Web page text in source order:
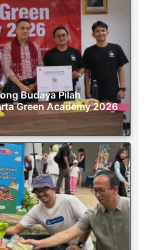
Budaya Pilah
Green Academy 2026